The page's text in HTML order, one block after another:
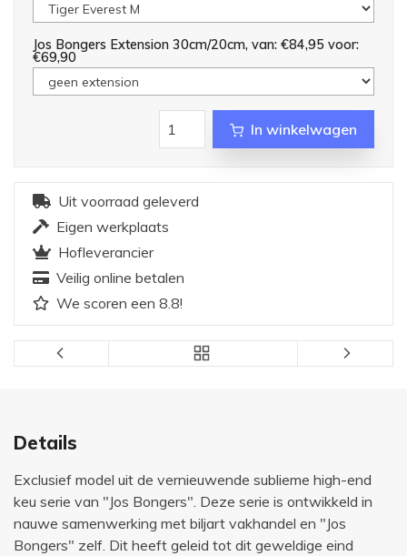
Jos Bongers Extension 30cm/20cm, van: €84,95 voor:
€69,90
In winkelwagen
Uit voorraad geleverd
Eigen werkplaats
Hofleverancier
Veilig online betalen
We scoren een 8.8!
Details
Exclusief model uit de vernieuwende sublieme high-end
keu serie van "Jos Bongers". Deze serie is ontwikkeld in
nauwe samenwerking met biljart vakhandel en "Jos
Bongers" zelf. Dit heeft geleid tot dit geweldige eind